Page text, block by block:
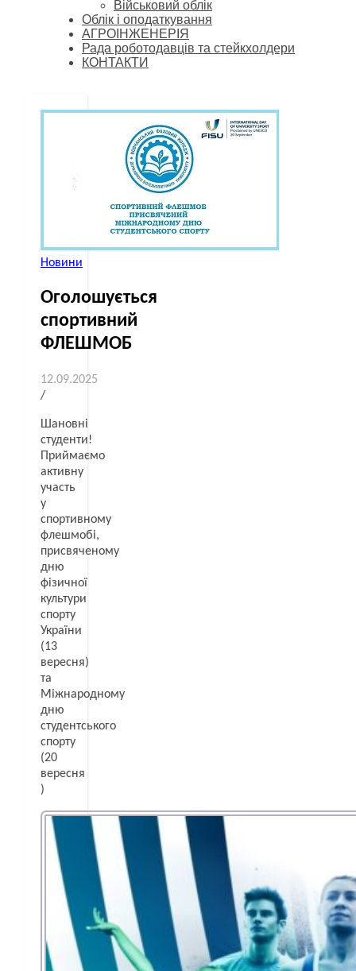
Військовий облік
Облік і оподаткування
АГРОІНЖЕНЕРІЯ
Рада роботодавців та стейкхолдери
КОНТАКТИ
Новини
Оголошується
спортивний
ФЛЕШМОБ
12.09.2025
/
Шановні
студенти!
Приймаємо
активну
участь
у
спортивному
флешмобі,
присвяченому
дню
фізичної
культури
спорту
України
(13
вересня)
та
Міжнародному
дню
студентського
спорту
(20
вересня
)